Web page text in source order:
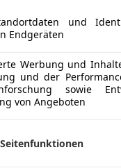
und
Endgeräten
Werbung und
und der
sowie
von Angeboten